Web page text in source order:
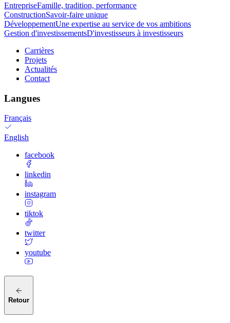
EntrepriseFamille, tradition, performance
ConstructionSavoir-faire unique
DéveloppementUne expertise au service de vos ambitions
Gestion d'investissementsD'investisseurs à investisseurs
Carrières
Projets
Actualités
Contact
Langues
Français
English
facebook
linkedin
instagram
tiktok
twitter
youtube
Retour